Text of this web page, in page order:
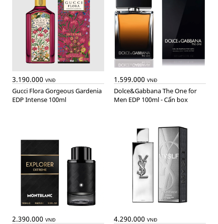
3.190.000 VNĐ
Gucci Flora Gorgeous Gardenia
EDP Intense 100ml
1.599.000 VNĐ
Dolce&Gabbana The One for
Men EDP 100ml - Cấn box
2.390.000 VNĐ 4.290.000 VNĐ